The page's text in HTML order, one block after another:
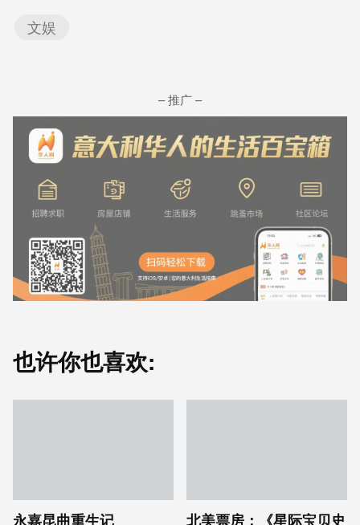
文娱
– 推广 –
也许你也喜欢:
永嘉昆曲重生记
北美票房：《星际宝贝史